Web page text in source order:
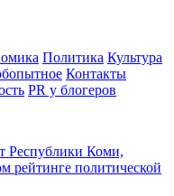
Политика Культура
Контакты
PR у блогеров
Республики Коми,
рейтинге политической